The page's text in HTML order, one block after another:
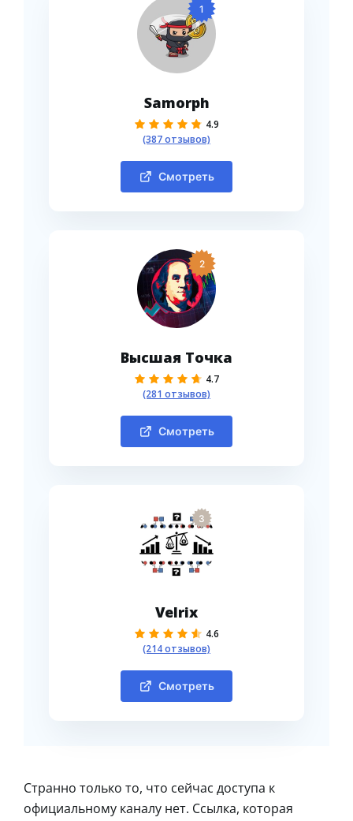
1
Samorph
4.9
(387 отзывов)
Смотреть
2
Высшая Точка
4.7
(281 отзывов)
Смотреть
3
Velrix
4.6
(214 отзывов)
Смотреть
Странно только то, что сейчас доступа к
официальному каналу нет. Ссылка, которая